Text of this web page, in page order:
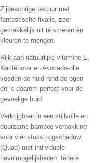
Zijdeachtige textuur met
fantastische fixatie, zeer
gemakkelijk uit te smeren en
kleuren te mengen.
Rijk aan natuurlijke vitamine E,
Karitéboter en Avocado-olie
voeden de huid rond de ogen
en is daarom perfect voor de
gevoelige huid.
Verkrijgbaar in een stijlvolle en
duurzame bamboe verpakking
voor vier stuks oogschaduw
(Quad) met individuele
navulmogelijkheden. Iedere